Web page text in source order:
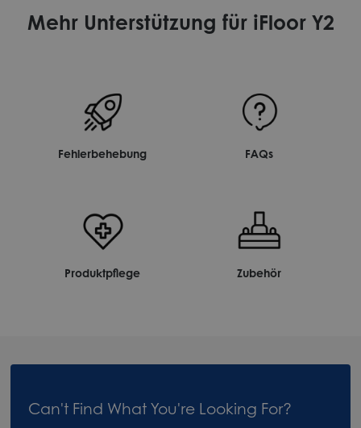
Mehr Unterstützung für iFloor Y2
Fehlerbehebung FAQs
Produktpflege Zubehör
Can't Find What You're Looking For?